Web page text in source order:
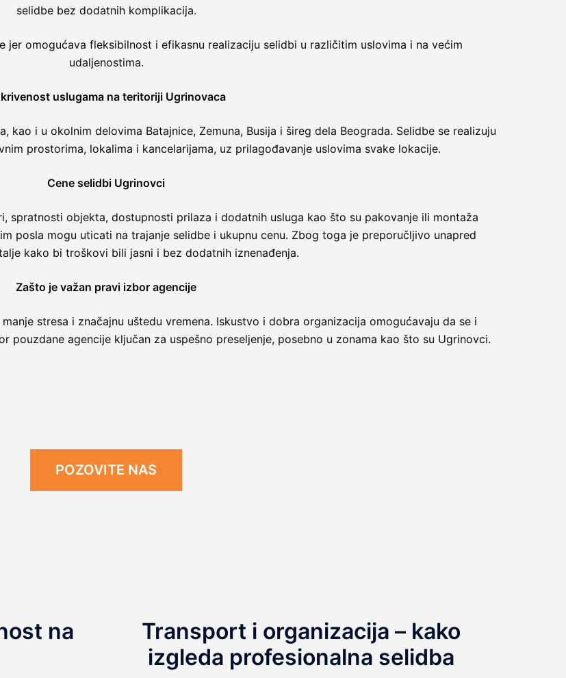
selidbe bez dodatnih komplikacija.
jer omogućava fleksibilnost i efikasnu realizaciju selidbi u različitim uslovima i na većim
udaljenostima.
uslugama na teritoriji Ugrinovaca
i u okolnim delovima Batajnice, Zemuna, Busija i šireg dela Beograda. Selidbe se realizuju
prostorima, lokalima i kancelarijama, uz prilagođavanje uslovima svake lokacije.
Cene selidbi Ugrinovci
spratnosti objekta, dostupnosti prilaza i dodatnih usluga kao što su pakovanje ili montaža
posla mogu uticati na trajanje selidbe i ukupnu cenu. Zbog toga je preporučljivo unapred
kako bi troškovi bili jasni i bez dodatnih iznenađenja.
Zašto je važan pravi izbor agencije
stresa i značajnu uštedu vremena. Iskustvo i dobra organizacija omogućavaju da se i
pouzdane agencije ključan za uspešno preseljenje, posebno u zonama kao što su Ugrinovci.
POZOVITE NAS
na
Transport i organizacija – kako
izgleda profesionalna selidba